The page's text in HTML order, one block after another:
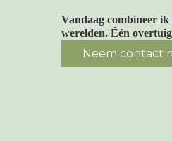
Vandaag combineer
werelden. Één
Neem contact